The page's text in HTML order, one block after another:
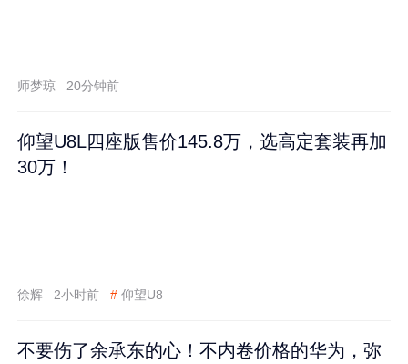
师梦琼 20分钟前
仰望U8L四座版售价145.8万，选高定套装再加
30万！
徐辉 2小时前 # 仰望U8
不要伤了余承东的心！不内卷价格的华为，弥